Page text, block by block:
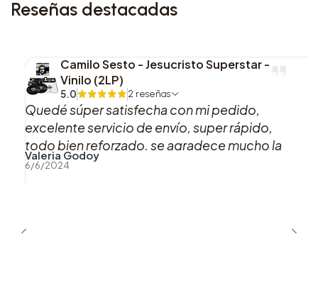
Este set es ideal para seguidores de Minecraft
personalizar su propia granja con molino.
Reseñas destacadas
Camilo Sesto - Jesucristo Superstar -
Vinilo (2LP)
5.0 2 reseñas
Quedé súper satisfecha con mi pedido,
excelente servicio de envío, super rápido,
todo bien reforzado, se agradece mucho la
buena atención y preocupación hacia los
Valeria Godoy
6/6/2024